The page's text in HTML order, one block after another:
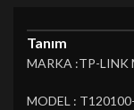
Tanım
MARKA :TP-LINK
MODEL :